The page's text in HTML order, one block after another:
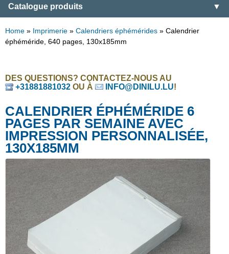
Catalogue produits ▼
Home » Imprimerie » Calendriers éphémérides » Calendrier
éphéméride, 640 pages, 130x185mm
DES QUESTIONS? CONTACTEZ-NOUS AU
+31881881032 OU À INFO@DINILU.LU!
CALENDRIER ÉPHÉMÉRIDE 6
PAGES PAR SEMAINE AVEC
IMPRESSION PERSONNALISÉE,
130X185MM